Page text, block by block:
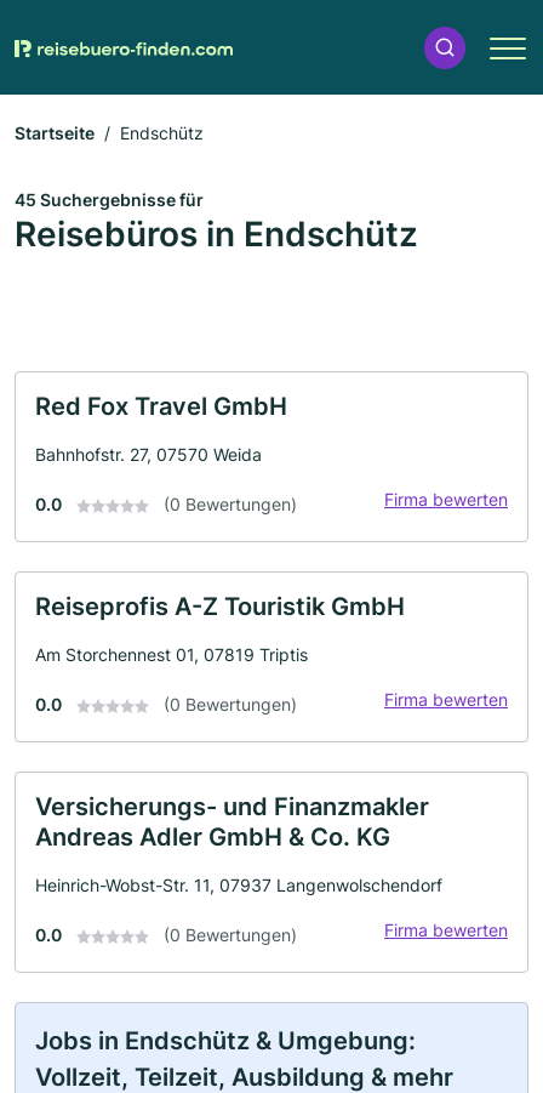
Startseite Endschütz
45 Suchergebnisse für
Reisebüros in Endschütz
Red Fox Travel GmbH
Bahnhofstr. 27, 07570 Weida
0.0 (0 Bewertungen) Firma bewerten
Reiseprofis A-Z Touristik GmbH
Am Storchennest 01, 07819 Triptis
0.0 (0 Bewertungen) Firma bewerten
Versicherungs- und Finanzmakler
Andreas Adler GmbH & Co. KG
Heinrich-Wobst-Str. 11, 07937 Langenwolschendorf
0.0 (0 Bewertungen) Firma bewerten
Jobs in Endschütz & Umgebung:
Vollzeit, Teilzeit, Ausbildung & mehr